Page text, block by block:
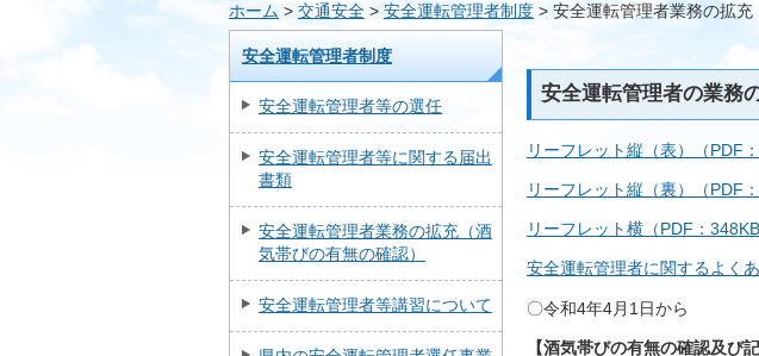
ホーム > 交通安全 > 安全運転管理者制度 > 安全運転管理者業務の拡充
安全運転管理者制度
安全運転管理者等の選任
安全運転管理者等に関する届出
書類
安全運転管理者業務の拡充（酒
気帯びの有無の確認）
安全運転管理者等講習について
安全運転管理者の業務
リーフレット縦（表）（PDF
リーフレット縦（裏）（PDF
リーフレット横（PDF：
安全運転管理者に関するよく
〇令和4年4月1日から
【酒気帯びの有無の確認及び